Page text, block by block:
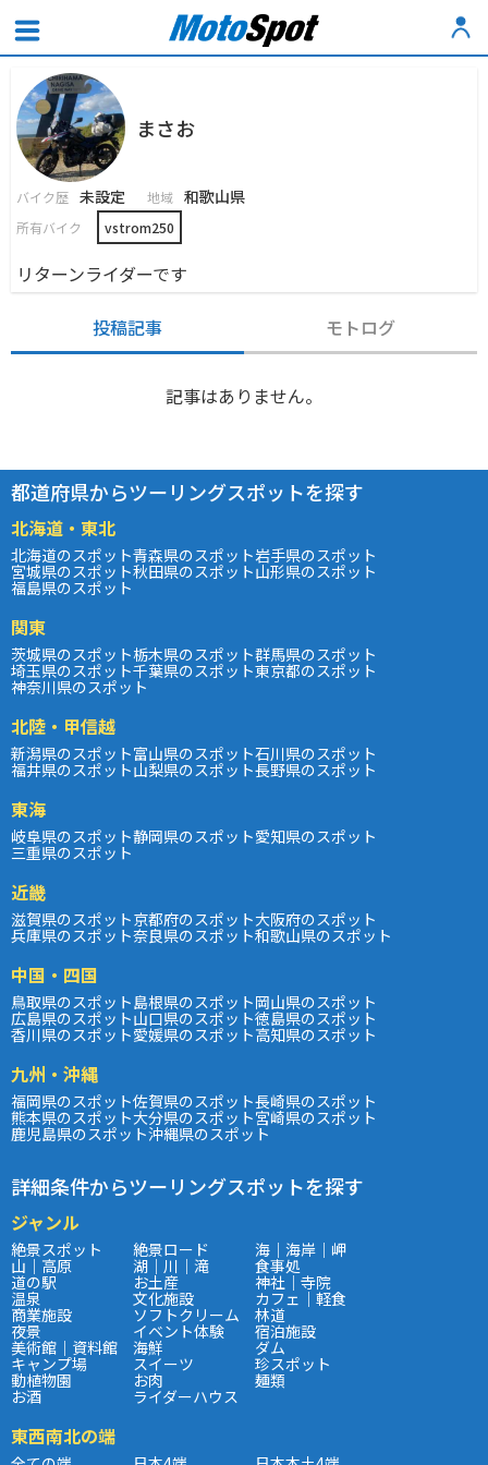
まさお
バイク歴 未設定 地域 和歌山県
所有バイク vstrom250
リターンライダーです
投稿記事 モトログ
記事はありません。
都道府県からツーリングスポットを探す
北海道・東北
北海道のスポット青森県のスポット岩手県のスポット
宮城県のスポット秋田県のスポット山形県のスポット
福島県のスポット
関東
茨城県のスポット栃木県のスポット群馬県のスポット
埼玉県のスポット千葉県のスポット東京都のスポット
神奈川県のスポット
北陸・甲信越
新潟県のスポット富山県のスポット石川県のスポット
福井県のスポット山梨県のスポット長野県のスポット
東海
岐阜県のスポット静岡県のスポット愛知県のスポット
三重県のスポット
近畿
滋賀県のスポット京都府のスポット大阪府のスポット
兵庫県のスポット奈良県のスポット和歌山県のスポット
中国・四国
鳥取県のスポット島根県のスポット岡山県のスポット
広島県のスポット山口県のスポット徳島県のスポット
香川県のスポット愛媛県のスポット高知県のスポット
九州・沖縄
福岡県のスポット佐賀県のスポット長崎県のスポット
熊本県のスポット大分県のスポット宮崎県のスポット
鹿児島県のスポット沖縄県のスポット
詳細条件からツーリングスポットを探す
ジャンル
絶景スポット 絶景ロード 海｜海岸｜岬
山｜高原 湖｜川｜滝 食事処
道の駅 お土産 神社｜寺院
温泉 文化施設 カフェ｜軽食
商業施設 ソフトクリーム 林道
夜景 イベント体験 宿泊施設
美術館｜資料館 海鮮 ダム
キャンプ場 スイーツ 珍スポット
動植物園 お肉 麺類
お酒 ライダーハウス
東西南北の端